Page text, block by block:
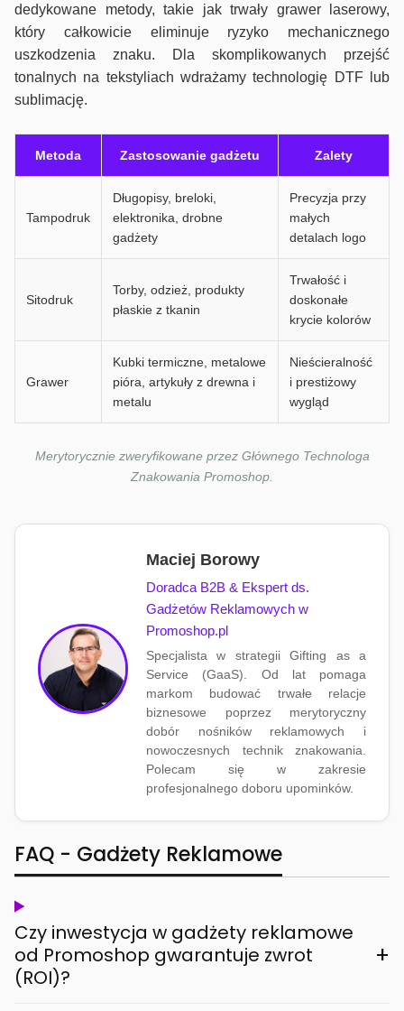
dedykowane metody, takie jak trwały grawer laserowy,
który całkowicie eliminuje ryzyko mechanicznego
uszkodzenia znaku. Dla skomplikowanych przejść
tonalnych na tekstyliach wdrażamy technologię DTF lub
sublimację.
Metoda Zastosowanie gadżetu Zalety
Tampodruk
Długopisy, breloki,
elektronika, drobne
gadżety
Precyzja przy
małych
detalach logo
Sitodruk
Torby, odzież, produkty
płaskie z tkanin
Trwałość i
doskonałe
krycie kolorów
Grawer
Kubki termiczne, metalowe
pióra, artykuły z drewna i
metalu
Nieścieralność
i prestiżowy
wygląd
Merytorycznie zweryfikowane przez Głównego Technologa
Znakowania Promoshop.
Maciej Borowy
Doradca B2B & Ekspert ds.
Gadżetów Reklamowych w
Promoshop.pl
Specjalista w strategii Gifting as a
Service (GaaS). Od lat pomaga
markom budować trwałe relacje
biznesowe poprzez merytoryczny
dobór nośników reklamowych i
nowoczesnych technik znakowania.
Polecam się w zakresie
profesjonalnego doboru upominków.
FAQ - Gadżety Reklamowe
Czy inwestycja w gadżety reklamowe
od Promoshop gwarantuje zwrot
(ROI)?
+